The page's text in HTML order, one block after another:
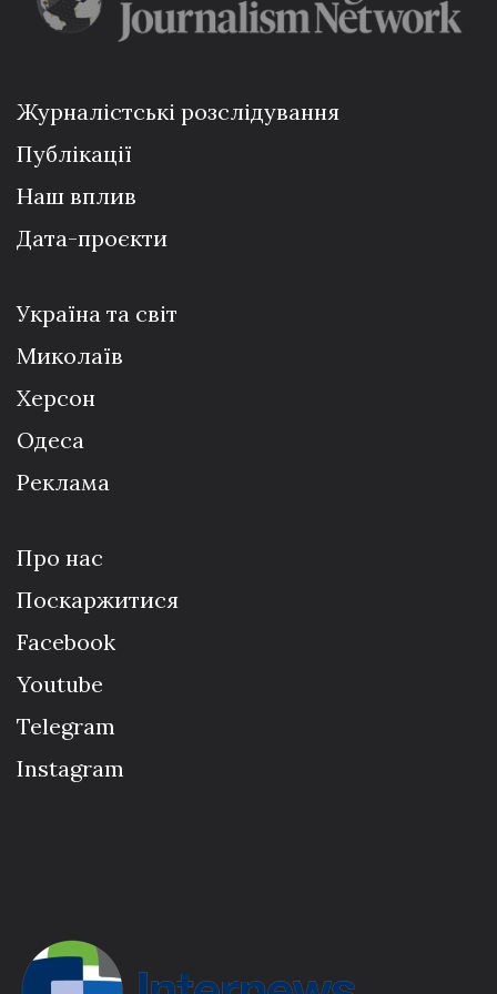
Журналістські розслідування
Публікації
Наш вплив
Дата-проєкти
Україна та світ
Миколаїв
Херсон
Одеса
Реклама
Про нас
Поскаржитися
Facebook
Youtube
Telegram
Instagram